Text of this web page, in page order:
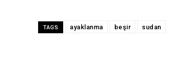
TAGS ayaklanma beşir sudan